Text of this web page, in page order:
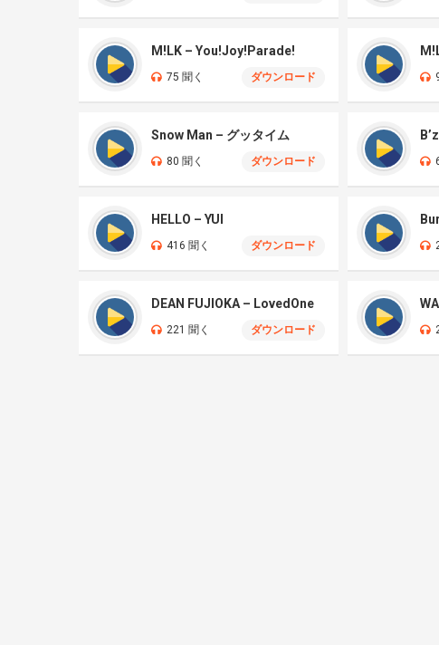
M!LK – You!Joy!Parade!
75 聞く ダウンロード
Snow Man – グッタイム
80 聞く ダウンロード
HELLO – YUI
416 聞く ダウンロード
DEAN FUJIOKA – LovedOne
221 聞く ダウンロード